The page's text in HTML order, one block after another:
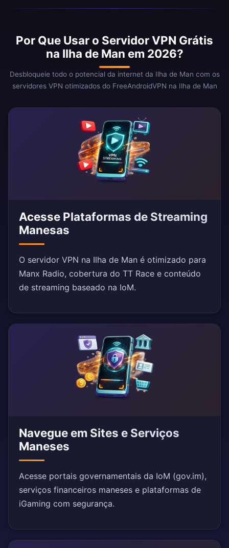
Por Que Usar o Servidor VPN Grátis
na Ilha de Man em 2026?
Desbloqueie todo o potencial da internet da Ilha de Man com os
servidores VPN otimizados do FreeAndroidVPN na Ilha de Man
Acesse Plataformas de Streaming
Manesas
O servidor VPN na Ilha de Man é otimizado para
Manx Radio, cobertura do TT Race e conteúdo
de streaming baseado na IoM.
Navegue em Sites e Serviços
Maneses
Acesse portais governamentais da IoM (gov.im),
serviços financeiros maneses e plataformas de
iGaming com segurança.